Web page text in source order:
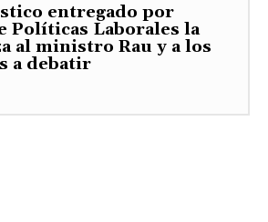
entregado por
Políticas Laborales la
al ministro Rau y a los
a debatir